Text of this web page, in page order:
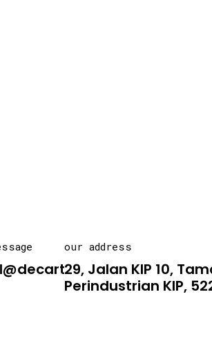
our address
29, Jalan KIP 10,
Perindustrian KIP,